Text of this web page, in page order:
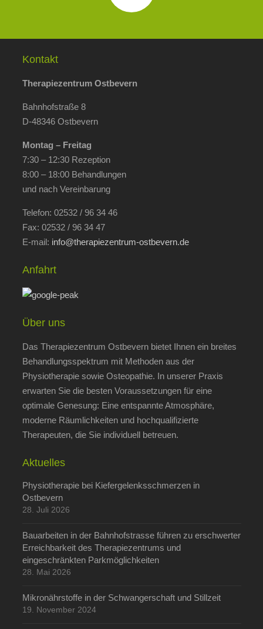
Kontakt
Therapiezentrum Ostbevern
Bahnhofstraße 8
D-48346 Ostbevern
Montag – Freitag
7:30 – 12:30 Rezeption
8:00 – 18:00 Behandlungen
und nach Vereinbarung
Telefon: 02532 / 96 34 46
Fax: 02532 / 96 34 47
E-mail: info@therapiezentrum-ostbevern.de
Anfahrt
Über uns
Das Therapiezentrum Ostbevern bietet Ihnen ein breites
Behandlungsspektrum mit Methoden aus der
Physiotherapie sowie Osteopathie. In unserer Praxis
erwarten Sie die besten Voraussetzungen für eine
optimale Genesung: Eine entspannte Atmosphäre,
moderne Räumlichkeiten und hochqualifizierte
Therapeuten, die Sie individuell betreuen.
Aktuelles
Physiotherapie bei Kiefergelenksschmerzen in
Ostbevern
28. Juli 2026
Bauarbeiten in der Bahnhofstrasse führen zu erschwerter
Erreichbarkeit des Therapiezentrums und
eingeschränkten Parkmöglichkeiten
28. Mai 2026
Mikronährstoffe in der Schwangerschaft und Stillzeit
19. November 2024